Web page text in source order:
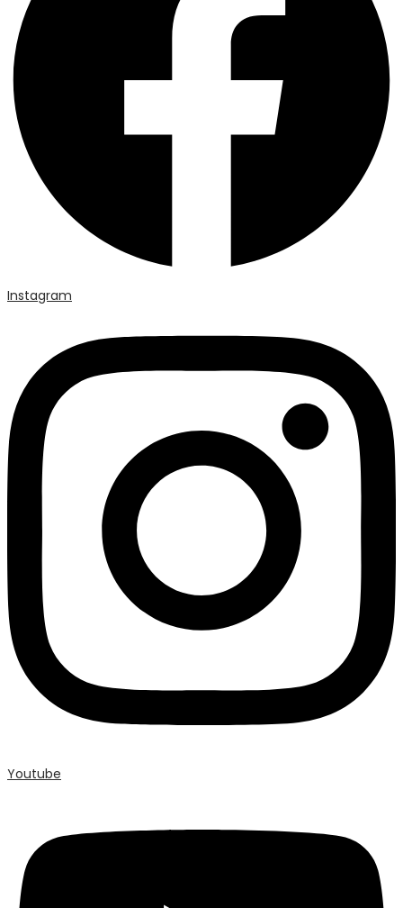
Instagram
Youtube